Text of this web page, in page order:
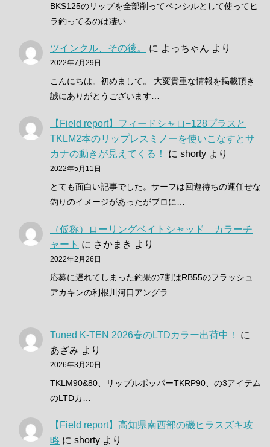
BKS125のリップを全部削ってペンシルとして使ってヒ
ラ釣ってるのは凄い
ツインクル、その後。 に よっちゃん より
2022年7月29日
こんにちは。初めまして。 大変貴重な情報を掲載頂き
誠にありがとうございます…
【Field report】フィードシャロ−128プラスと
TKLM2本のリップレスミノーを使いこなすとサ
カナの動きが見えてくる！
に shorty より
2022年5月11日
とても面白い記事でした。サーフは回遊待ちの運任せな
釣りのイメージがあったがプロに…
（仮称）ローリングベイトシャッド カラーチ
ャート に さかまき より
2022年2月26日
応募に遅れてしまった釣果の7割はRB55のフラッシュ
アカキンの利根川河口アングラ…
Tuned K-TEN 2026春のLTDカラー出荷中！
に
あざみ より
2026年3月20日
TKLM90&80、リップルポッパーTKRP90、の3アイテム
のLTDカ…
【Field report】高知県南西部の磯ヒラスズキ攻
略 に shorty より